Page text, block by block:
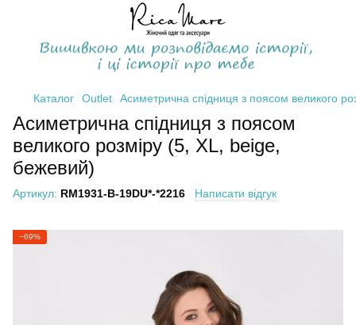
Каталог Outlet Асиметрична спідниця з поясом великого
Асиметрична спідниця з поясом
великого розміру (5, XL, beige,
бежевий)
Артикул: RM1931-B-19DU*-*2216 Написати відгук
−69%